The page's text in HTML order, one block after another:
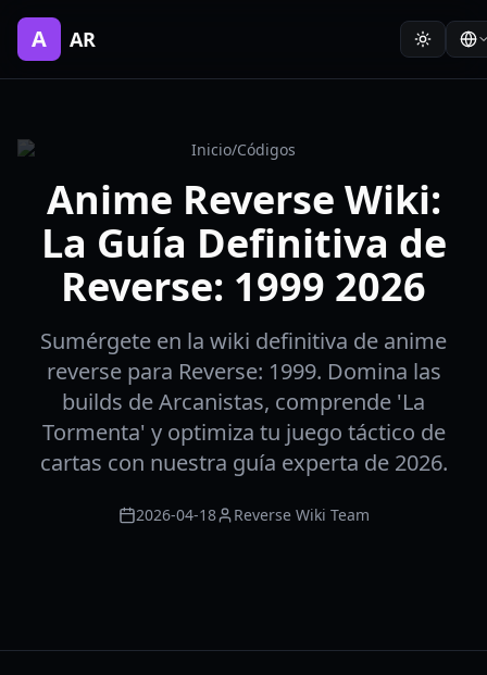
A AR
Inicio/Códigos
Anime Reverse Wiki:
La Guía Definitiva de
Reverse: 1999 2026
Sumérgete en la wiki definitiva de anime
reverse para Reverse: 1999. Domina las
builds de Arcanistas, comprende 'La
Tormenta' y optimiza tu juego táctico de
cartas con nuestra guía experta de 2026.
2026-04-18 Reverse Wiki Team